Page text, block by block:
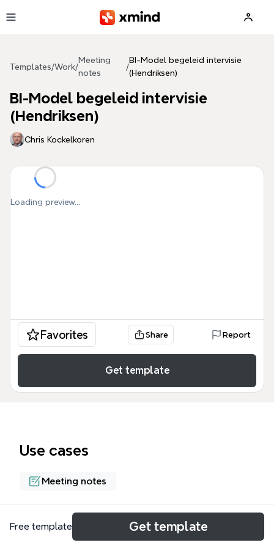
Templates/Work/
Meeting
notes
/
BI-Model begeleid intervisie
(Hendriksen)
BI-Model begeleid intervisie
(Hendriksen)
Chris Kockelkoren
Loading preview...
Favorites Share Report
Get template
Use cases
Meeting notes
About
Free template Get template